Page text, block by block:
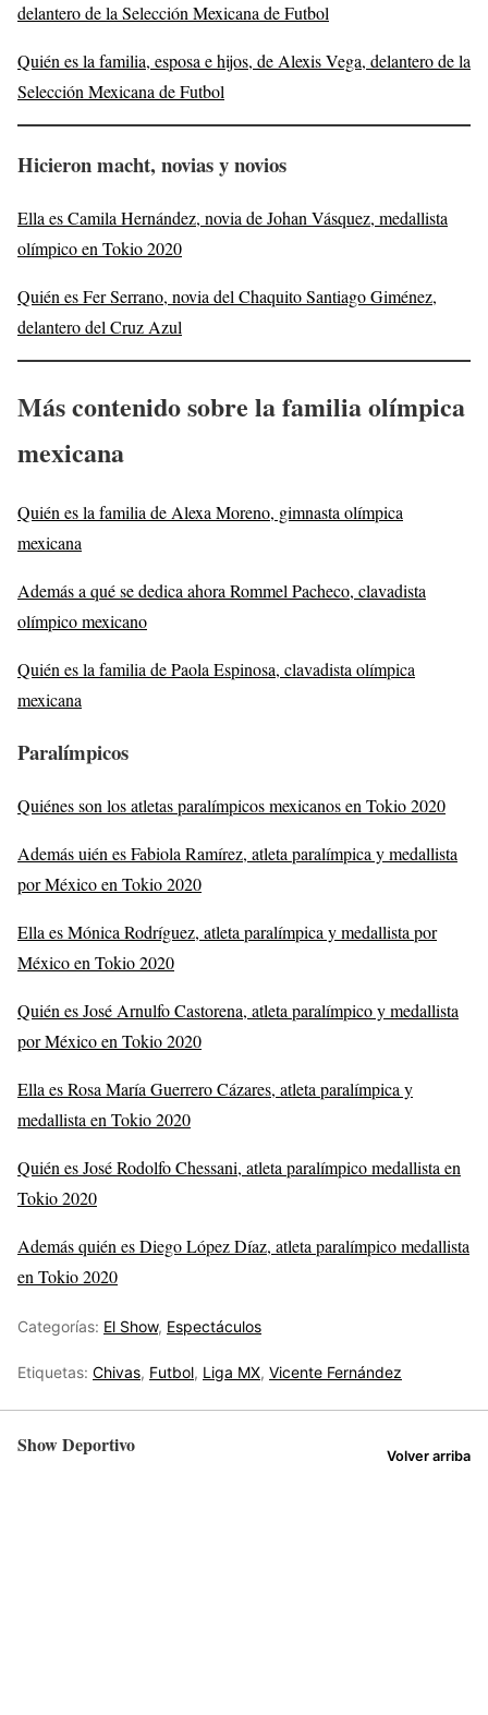
delantero de la Selección Mexicana de Futbol
Quién es la familia, esposa e hijos, de Alexis Vega, delantero de la
Selección Mexicana de Futbol
Hicieron macht, novias y novios
Ella es Camila Hernández, novia de Johan Vásquez, medallista
olímpico en Tokio 2020
Quién es Fer Serrano, novia del Chaquito Santiago Giménez,
delantero del Cruz Azul
Más contenido sobre la familia olímpica
mexicana
Quién es la familia de Alexa Moreno, gimnasta olímpica
mexicana
Además a qué se dedica ahora Rommel Pacheco, clavadista
olímpico mexicano
Quién es la familia de Paola Espinosa, clavadista olímpica
mexicana
Paralímpicos
Quiénes son los atletas paralímpicos mexicanos en Tokio 2020
Además uién es Fabiola Ramírez, atleta paralímpica y medallista
por México en Tokio 2020
Ella es Mónica Rodríguez, atleta paralímpica y medallista por
México en Tokio 2020
Quién es José Arnulfo Castorena, atleta paralímpico y medallista
por México en Tokio 2020
Ella es Rosa María Guerrero Cázares, atleta paralímpica y
medallista en Tokio 2020
Quién es José Rodolfo Chessani, atleta paralímpico medallista en
Tokio 2020
Además quién es Diego López Díaz, atleta paralímpico medallista
en Tokio 2020
Categorías: El Show, Espectáculos
Etiquetas: Chivas, Futbol, Liga MX, Vicente Fernández
Show Deportivo Volver arriba